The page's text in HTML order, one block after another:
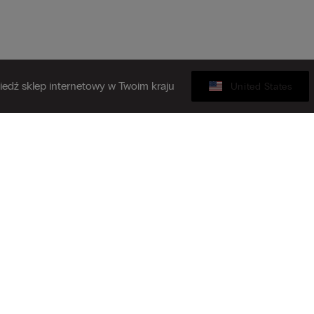
sklep internetowy w Twoim kraju United States